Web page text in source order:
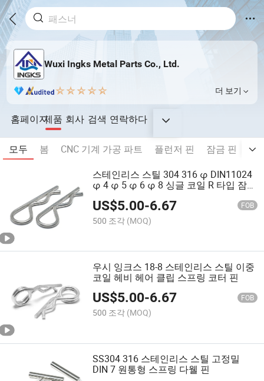
Wuxi Ingks Metal Parts Co., Ltd.
더 보기
홈페이지제품 회사 검색 연락하다
모두 봄 CNC 기계 가공 파트 플런저 핀 잠금 핀
클
스테인리스 스틸 304 316 φ DIN11024
φ 4 φ 5 φ 6 φ 8 싱글 코일 R 타입 잠금
US$5.00-6.67 FOB
500 조각 (MOQ)
우시 잉크스 18-8 스테인리스 스틸 이중
코일 헤비 헤어 클립 스프링 코터 핀
US$5.00-6.67 FOB
500 조각 (MOQ)
SS304 316 스테인리스 스틸 고정밀
DIN 7 원통형 스프링 다웰 핀